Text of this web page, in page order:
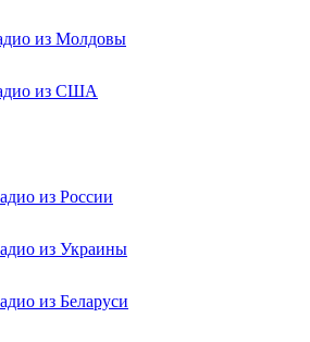
из Молдовы
из США
из России
из Украины
из Беларуси